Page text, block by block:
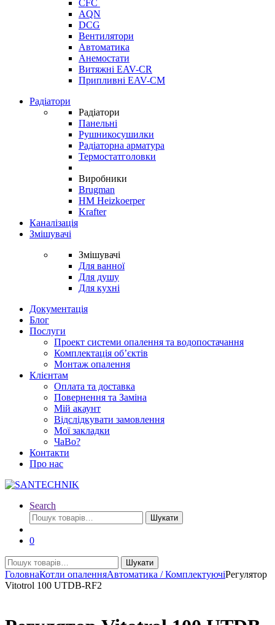
CFC
AQN
DCG
Вентилятори
Автоматика
Анемостати
Витяжні EAV-CR
Припливні EAV-CM
Радіатори
Радіатори
Панельні
Рушникосушилки
Радіаторна арматура
Термостатголовки
Виробники
Brugman
HM Heizkoerper
Krafter
Каналізація
Змішувачі
Змішувачі
Для ванної
Для душу
Для кухні
Документація
Блог
Послуги
Проект системи опалення та водопостачання
Комплектація об’єктів
Монтаж опалення
Клієнтам
Оплата та доставка
Повернення та Заміна
Мій акаунт
Відслідкувати замовлення
Мої закладки
ЧаВо?
Контакти
Про нас
Search
Шукати:
Шукати
0
Шукати:
Шукати
ГоловнаКотли опаленняАвтоматика / КомплектуючіРегулятор
Vitotrol 100 UTDB-RF2